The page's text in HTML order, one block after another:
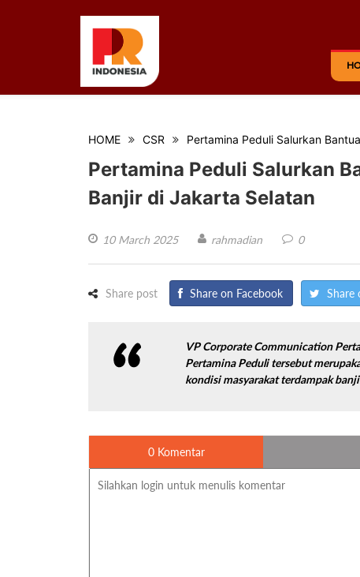
HOME CSR Pertamina Peduli Salurkan
Pertamina Peduli Salurkan
Banjir di Jakarta Selatan
10 March 2025 rahmadian 0
Share post Share on Facebook Share
VP Corporate Communication
Pertamina Peduli tersebut
kondisi masyarakat terdampak
0 Komentar